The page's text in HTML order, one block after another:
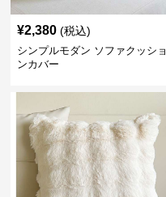
¥2,380 (税込)
シンプルモダン ソファクッショ
ンカバー